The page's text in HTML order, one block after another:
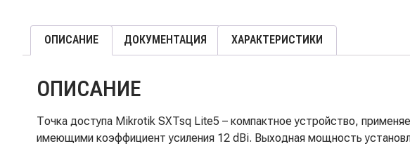
ОПИСАНИЕ ДОКУМЕНТАЦИЯ ХАРАКТЕРИСТИКИ
ОПИСАНИЕ
Точка доступа Mikrotik SXTsq Lite5 – компактное устройство,
имеющими коэффициент усиления 12 dBi. Выходная мощность